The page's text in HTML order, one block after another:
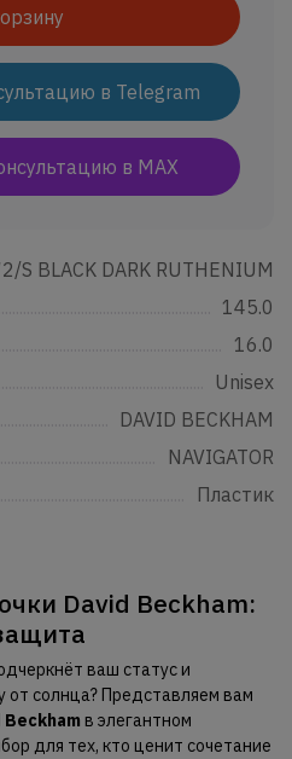
в Telegram
в MAX
S BLACK DARK RUTHENIUM
145.0
16.0
Unisex
DAVID BECKHAM
NAVIGATOR
Пластик
David Beckham:
ваш статус и
солнца? Представляем вам
Beckham в элегантном
для тех, кто ценит сочетание